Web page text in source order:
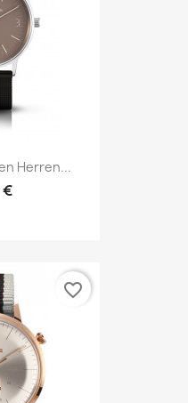
Herren...
€
favorite_border